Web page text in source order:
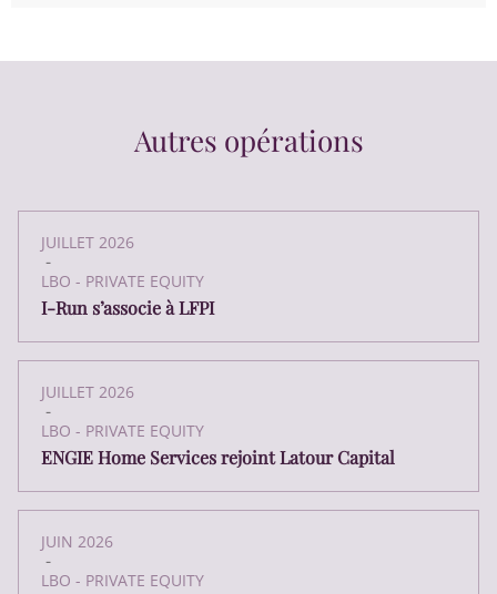
Autres opérations
JUILLET 2026
-
LBO - PRIVATE EQUITY
I-Run s’associe à LFPI
JUILLET 2026
-
LBO - PRIVATE EQUITY
ENGIE Home Services rejoint Latour Capital
JUIN 2026
-
LBO - PRIVATE EQUITY